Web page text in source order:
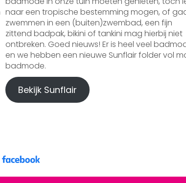
naar een tropische bestemming mogen, of
zwemmen in een (buiten)zwembad, een fijn
zittend badpak, bikini of tankini mag hierbij niet
ontbreken. Goed nieuws! Er is heel veel
en we hebben een nieuwe Sunflair folder vol
badmode.
Bekijk Sunflair